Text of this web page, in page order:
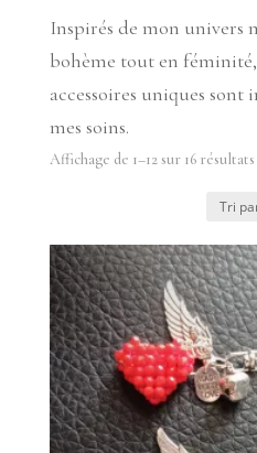
Inspirés de mon univers
bohème tout en
accessoires uniques sont
mes soins.
Affichage de 1–12 sur 16 résultats